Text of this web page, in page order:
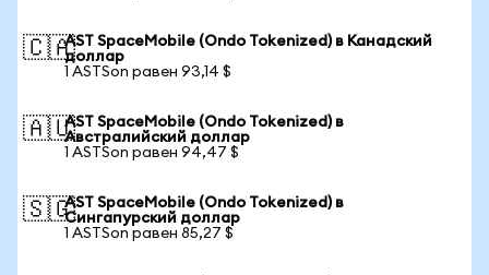
🇨🇦AST SpaceMobile (Ondo Tokenized) в Канадский
доллар
1 ASTSon равен 93,14 $
🇦🇺AST SpaceMobile (Ondo Tokenized) в
Австралийский доллар
1 ASTSon равен 94,47 $
🇸🇬AST SpaceMobile (Ondo Tokenized) в
Сингапурский доллар
1 ASTSon равен 85,27 $